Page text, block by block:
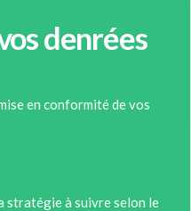
denrées
en conformité de vos
stratégie à suivre selon le